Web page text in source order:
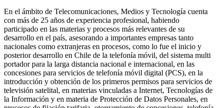
En el ámbito de Telecomunicaciones, Medios y Tecnología cuenta
con más de 25 años de experiencia profesional, habiendo
participado en las materias y procesos más relevantes de su
desarrollo en el país, asesorando a importantes empresas tanto
nacionales como extranjeras en procesos, como lo fue el inicio y
posterior desarrollo en Chile de la telefonía móvil, del sistema multi
portador para la larga distancia nacional e internacional, en las
concesiones para servicios de telefonía móvil digital (PCS), en la
introducción y obtención de los primeros permisos para servicios de
televisión satelital, en materias vinculadas a Internet, Tecnologías de
la Información y en materia de Protección de Datos Personales, en